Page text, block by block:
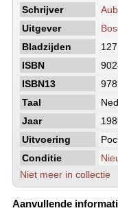
Schrijver
Uitgever
Bladzijden
127
ISBN
ISBN13
Taal
Jaar
Uitvoering
Conditie
Niet meer in collectie
Aanvullende